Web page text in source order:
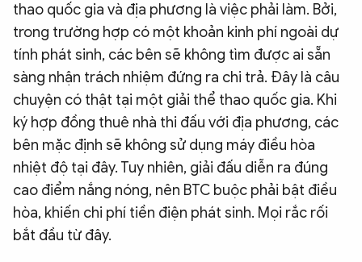
thao quốc gia và địa phương là việc phải làm. Bởi,
trong trường hợp có một khoản kinh phí ngoài dự
tính phát sinh, các bên sẽ không tìm được ai sẵn
sàng nhận trách nhiệm đứng ra chi trả. Đây là câu
chuyện có thật tại một giải thể thao quốc gia. Khi
ký hợp đồng thuê nhà thi đấu với địa phương, các
bên mặc định sẽ không sử dụng máy điều hòa
nhiệt độ tại đây. Tuy nhiên, giải đấu diễn ra đúng
cao điểm nắng nóng, nên BTC buộc phải bật điều
hòa, khiến chi phí tiền điện phát sinh. Mọi rắc rối
bắt đầu từ đây.